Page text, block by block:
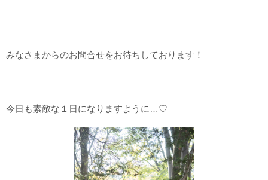
みなさまからのお問合せをお待ちしております！
今日も素敵な１日になりますように…♡